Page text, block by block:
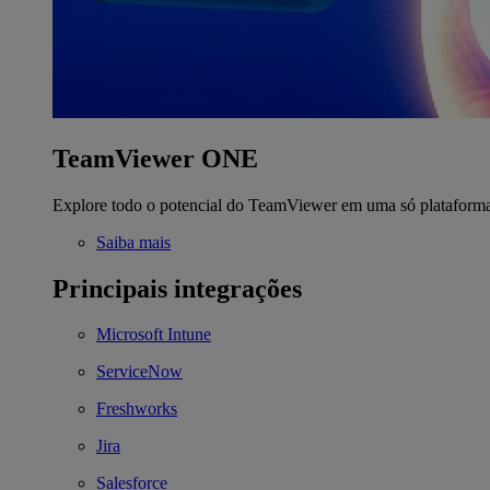
TeamViewer ONE
Explore todo o potencial do TeamViewer em uma só
Saiba mais
Principais integrações
Microsoft Intune
ServiceNow
Freshworks
Jira
Salesforce